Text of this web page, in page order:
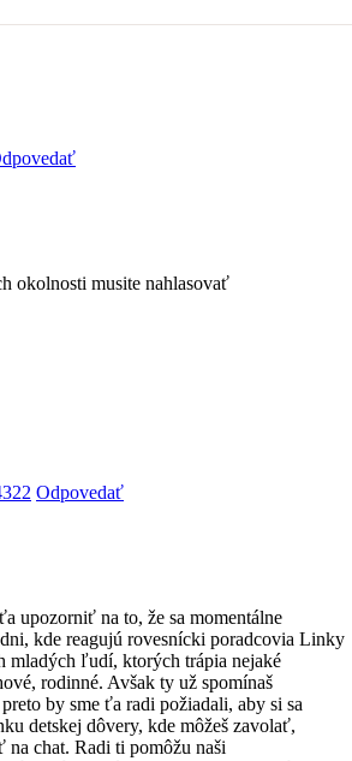
okolnosti musite nahlasovať
Odpovedať
upozorniť na to, že sa momentálne
kde reagujú rovesnícki poradcovia Linky
mladých ľudí, ktorých trápia nejaké
rodinné. Avšak ty už spomínaš
by sme ťa radi požiadali, aby si sa
detskej dôvery, kde môžeš zavolať,
na chat. Radi ti pomôžu naši